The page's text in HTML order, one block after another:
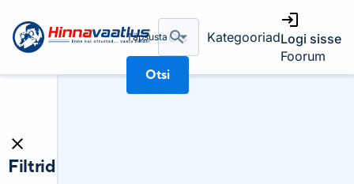
Täpsusta
Otsi
KategooriadLogi sisse
Foorum
Filtrid